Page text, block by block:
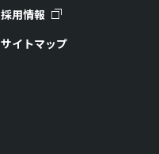
採用情報
サイトマップ